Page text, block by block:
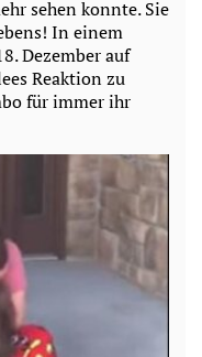
sehen konnte. Sie
In einem
Dezember auf
Reaktion zu
für immer ihr